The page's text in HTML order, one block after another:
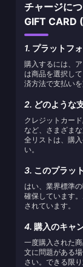
チャージに
GIFT CARD
1. プラットフ
購入するには、
は商品を選択し
済方法で支払いを
2. どのような
クレジットカー
など、さまざま
全リストは、購
い。
3. このプラッ
はい、業界標準
確保しています
されています。
4. 購入のキャ
一度購入された
文に問題がある
さい。できる限